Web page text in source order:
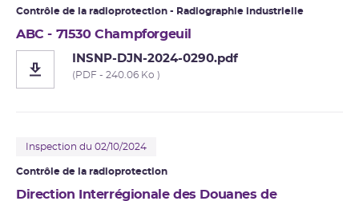
Contrôle de la radioprotection - Radiographie industrielle
ABC - 71530 Champforgeuil
INSNP-DJN-2024-0290.pdf
(PDF - 240.06 Ko )
Inspection du 02/10/2024
Contrôle de la radioprotection
Direction Interrégionale des Douanes de